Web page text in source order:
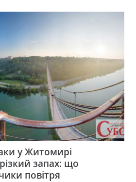
у Житомирі
запах: що
повітря